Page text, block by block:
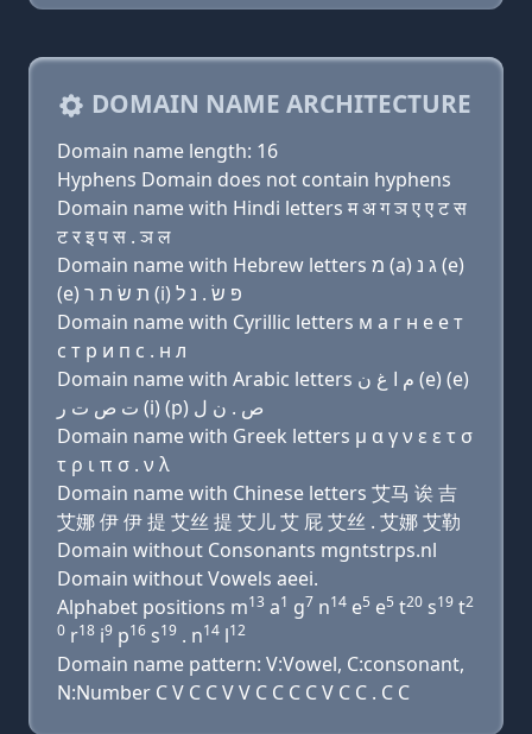
DOMAIN NAME ARCHITECTURE
Domain name length: 16
Hyphens Domain does not contain hyphens
Domain name with Hindi letters म अ ग ञ ए ए ट स
ट र इ प स . ञ ल
Domain name with Hebrew letters מ (a) ג נ (e)
(e) ת שׂ ת ר (i) פּ שׂ . נ ל
Domain name with Cyrillic letters м a г н e e т
с т р и п с . н л
Domain name with Arabic letters ﻡ ﺍ ﻍ ﻥ (e) (e)
ﺕ ﺹ ﺕ ﺭ (i) (p) ﺹ . ﻥ ﻝ
Domain name with Greek letters μ α γ ν ε ε τ σ
τ ρ ι π σ . ν λ
Domain name with Chinese letters 艾马 诶 吉
艾娜 伊 伊 提 艾丝 提 艾儿 艾 屁 艾丝 . 艾娜 艾勒
Domain without Consonants mgntstrps.nl
Domain without Vowels aeei.
Alphabet positions m13 a1 g7 n14 e5 e5 t20 s19 t2
0 r18 i9 p16 s19 . n14 l12
Domain name pattern: V:Vowel, C:consonant,
N:Number C V C C V V C C C C V C C . C C